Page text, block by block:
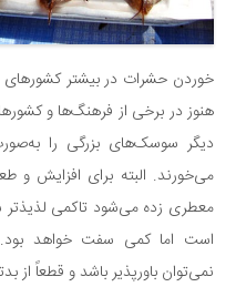
خوردن حشرات در بیشتر
هنوز در برخی از فرهنگ‌ها و
دیگر سوسک‌های بزرگی را
می‌خورند. البته برای
معطری زده می‌شود تاکمی لذیذتر
است اما کمی سفت خواهد
نمی‌توان باورپذیر باشد و قطعاً از